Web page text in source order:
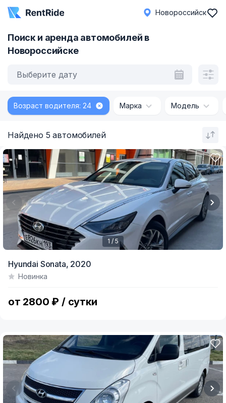
Новороссийск
Поиск и аренда автомобилей в
Новороссийске
Выберите дату
Возраст водителя: 24 Марка Модель
Найдено 5 автомобилей
of
1 / 5
Hyundai Sonata, 2020
Новинка
от 2800 ₽ / сутки